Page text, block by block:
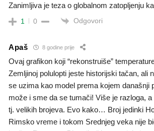
Zanimljiva je teza o globalnom zatopljenju
1 0 Odgovori
Apaš 8 godine prije
Ovaj grafikon koji “rekonstruiše”
Zemljinoj polulopti jeste historijski tačan, ali
se uzima kao model prema kojem današnji
može i sme da se tumači! Više je razloga,
tj. velikih brojeva. Evo kako… Broj jedinki
Rimsko vreme i tokom Srednjeg veka nije